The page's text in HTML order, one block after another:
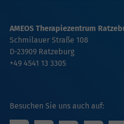
Besuchen Sie uns auch auf:
AMEOS Therapiezentrum
Schmilauer Straße 108
D-23909 Ratzeburg
+49 4541 13 3305